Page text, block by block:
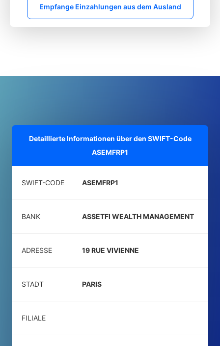
Empfange Einzahlungen aus dem Ausland
Detaillierte Informationen über den SWIFT-Code
ASEMFRP1
SWIFT-CODE ASEMFRP1
BANK ASSETFI WEALTH MANAGEMENT
ADRESSE 19 RUE VIVIENNE
STADT PARIS
FILIALE